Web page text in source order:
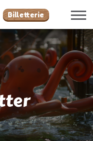
Billetterie